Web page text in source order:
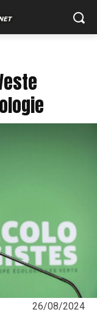
26/08/2024